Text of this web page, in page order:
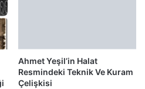
Ahmet Yeşil’in Halat
Resmindeki Teknik Ve Kuram
Çelişkisi